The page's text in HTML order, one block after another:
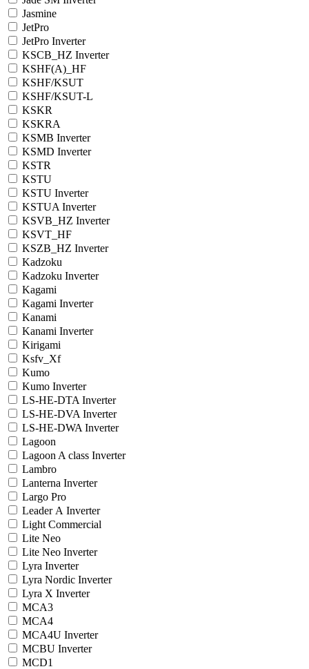
Jasmine
JetPro
JetPro Inverter
KSCB_HZ Inverter
KSHF(A)_HF
KSHF/KSUT
KSHF/KSUT-L
KSKR
KSKRA
KSMB Inverter
KSMD Inverter
KSTR
KSTU
KSTU Inverter
KSTUA Inverter
KSVB_HZ Inverter
KSVT_HF
KSZB_HZ Inverter
Kadzoku
Kadzoku Inverter
Kagami
Kagami Inverter
Kanami
Kanami Inverter
Kirigami
Ksfv_Xf
Kumo
Kumo Inverter
LS-HE-DTA Inverter
LS-HE-DVA Inverter
LS-HE-DWA Inverter
Lagoon
Lagoon A class Inverter
Lambro
Lanterna Inverter
Largo Pro
Leader А Inverter
Light Commercial
Lite Neo
Lite Neo Inverter
Lyra Inverter
Lyra Nordic Inverter
Lyra X Inverter
MCA3
MCA4
MCA4U Inverter
MCBU Inverter
MCD1